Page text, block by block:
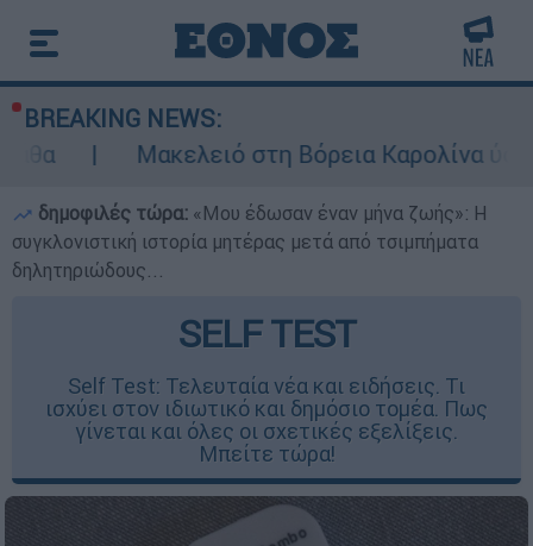
BREAKING NEWS:
στη Βόρεια Καρολίνα ύστερα από
δημοφιλές τώρα: «Μου έδωσαν έναν μήνα ζωής»: Η
συγκλονιστική ιστορία μητέρας μετά από τσιμπήματα
δηλητηριώδους...
SELF TEST
Self Test: Τελευταία νέα και ειδήσεις. Τι
ισχύει στον ιδιωτικό και δημόσιο τομέα. Πως
γίνεται και όλες οι σχετικές εξελίξεις.
Μπείτε τώρα!